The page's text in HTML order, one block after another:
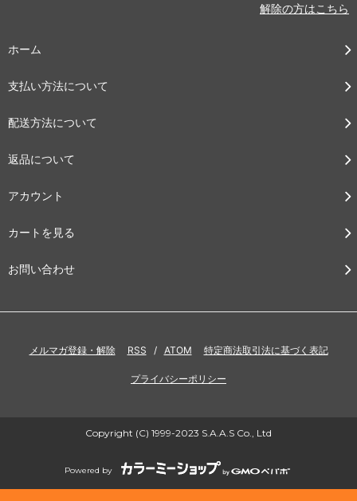
解除の方はこちら
ホーム
支払い方法について
配送方法について
返品について
アカウント
カートを見る
お問い合わせ
メルマガ登録・解除 RSS / ATOM 特定商法取引法に基づく表記
プライバシーポリシー
Copyright (C) 1999-2023 S.A.A.S Co., Ltd
Powered by